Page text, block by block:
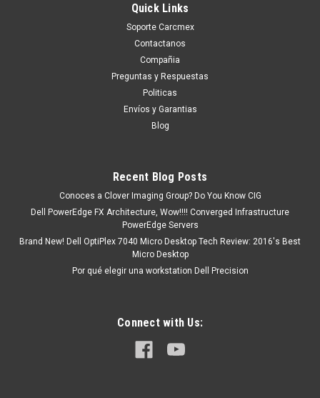
COMPATIBLE DPC NEW BLACK (20 K PGS)
DELL 310-9320 MY323 TU031 DPCD1125DR
Puedes PROCEDER con la Orden SIN Compromiso, y con esto
Un Ejecutivo te contestara vía electrónica con una cotización
COMPARE
Quick Links
Soporte Carcmex
Contactanos
Compañia
Preguntas y Respuestas
Politicas
Envíos y Garantias
Blog
Recent Blog Posts
Conoces a Clover Imaging Group? Do You Know CIG
Dell PowerEdge FX Architecture, Wow!!!! Converged Infrastructure
PowerEdge Servers
Brand New! Dell OptiPlex 7040 Micro Desktop Tech Review: 2016's Best
Micro Desktop
Por qué elegir una workstation Dell Precision
Connect with Us: